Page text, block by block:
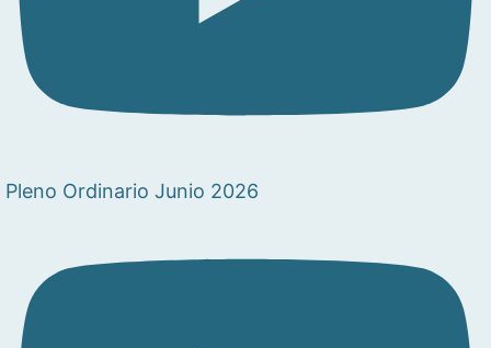
Pleno Ordinario Junio 2026